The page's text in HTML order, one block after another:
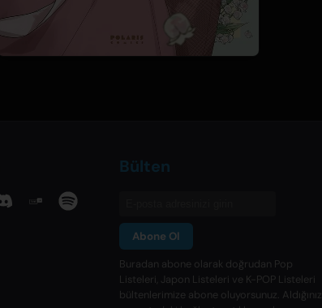
Bülten
Abone Ol
Buradan abone olarak doğrudan Pop
Listeleri, Japon Listeleri ve K-POP Listeleri
bültenlerimize abone oluyorsunuz. Aldığınız